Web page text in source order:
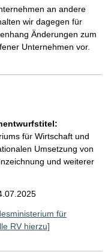
an andere
wir dagegen für
Änderungen zum
Unternehmen vor.
für Wirtschaft und
Umsetzung von
und weiterer
für
RV hierzu]